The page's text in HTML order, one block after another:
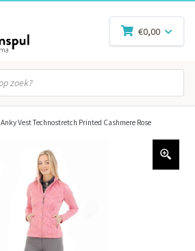
€0,00
Anky Vest Technostretch Printed Cashmere Rose